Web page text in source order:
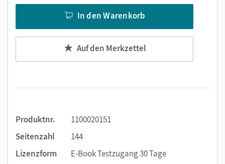
Suchen im Text
Zoomen
In den Warenkorb
Auf den Merkzettel
Produktnr.
1100020151
Seitenzahl
144
Lizenzform
E-Book Testzugang 30 Tage